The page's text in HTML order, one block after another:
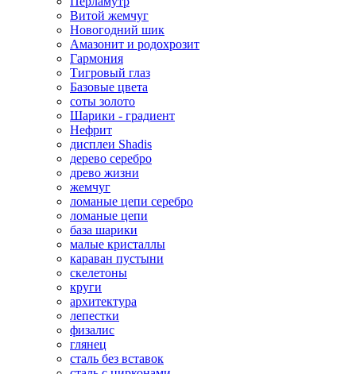
Витой жемчуг
Новогодний шик
Амазонит и родохрозит
Гармония
Тигровый глаз
Базовые цвета
соты золото
Шарики - градиент
Нефрит
дисплеи Shadis
дерево серебро
древо жизни
жемчуг
ломаные цепи серебро
ломаные цепи
база шарики
малые кристаллы
караван пустыни
скелетоны
круги
архитектура
лепестки
физалис
глянец
сталь без вставок